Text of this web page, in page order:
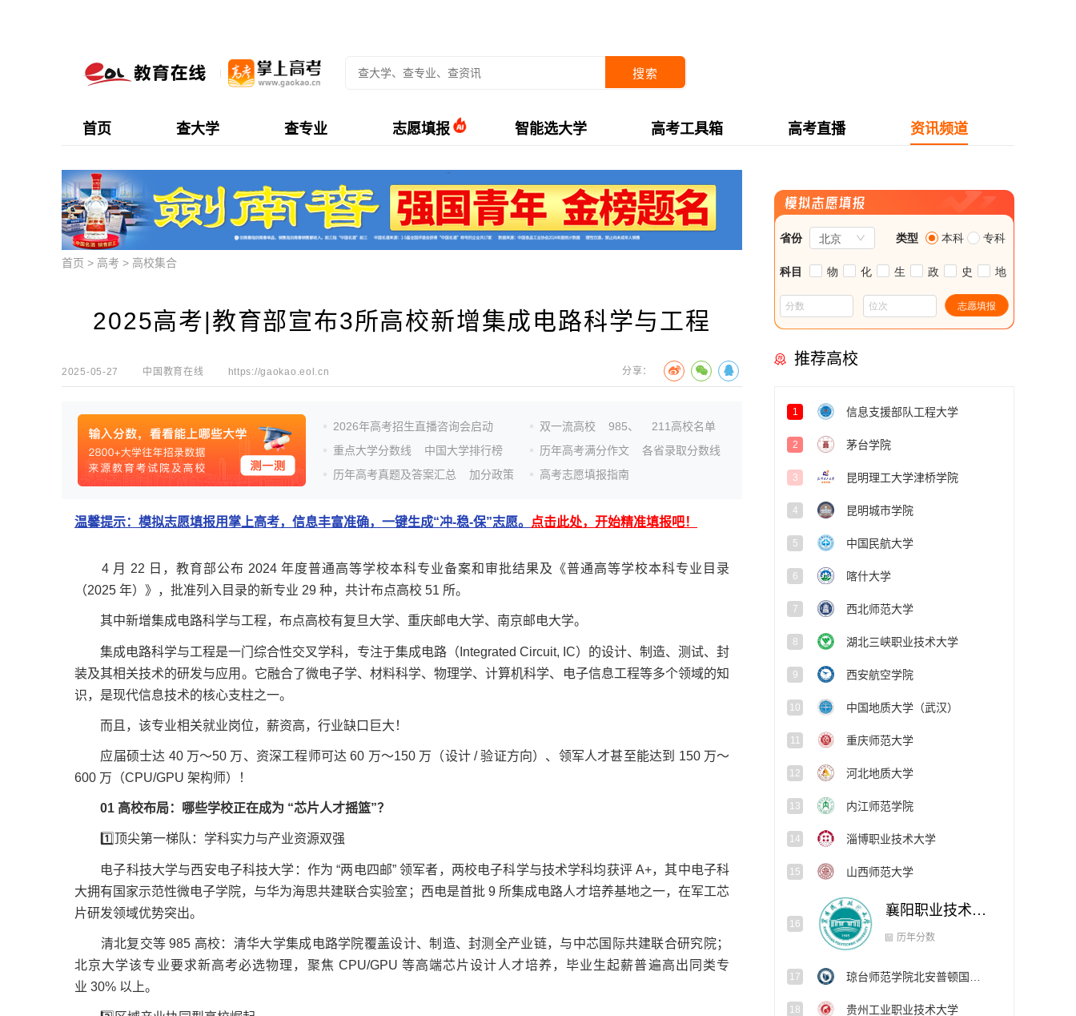
搜索
首页 查大学 查专业 志愿填报 智能选大学 高考工具箱 高考直播 资讯频道
首页 > 高考 > 高校集合
2025高考|教育部宣布3所高校新增集成电路科学与工程
2025-05-27 中国教育在线 https://gaokao.eol.cn 分享：
2026年高考招生直播咨询会启动
重点大学分数线
中国大学排行榜
历年高考真题及答案汇总
加分政策
双一流高校 985、
211高校名单
历年高考满分作文
各省录取分数线
高考志愿填报指南
温馨提示：模拟志愿填报用掌上高考，信息丰富准确，一键生成“冲-稳-保”志愿。 点击此处，开始精准填报吧！
4 月 22 日，教育部公布 2024 年度普通高等学校本科专业备案和审批结果及《普通高等学校本科专业目录
（2025 年）》，批准列入目录的新专业 29 种，共计布点高校 51 所。
其中新增集成电路科学与工程，布点高校有复旦大学、重庆邮电大学、南京邮电大学。
集成电路科学与工程是一门综合性交叉学科，专注于集成电路（Integrated Circuit, IC）的设计、制造、测试、封
装及其相关技术的研发与应用。它融合了微电子学、材料科学、物理学、计算机科学、电子信息工程等多个领域的知
识，是现代信息技术的核心支柱之一。
而且，该专业相关就业岗位，薪资高，行业缺口巨大！
应届硕士达 40 万～50 万、资深工程师可达 60 万～150 万（设计 / 验证方向）、领军人才甚至能达到 150 万～
600 万（CPU/GPU 架构师）！
01 高校布局：哪些学校正在成为 “芯片人才摇篮”？
1️⃣顶尖第一梯队：学科实力与产业资源双强
电子科技大学与西安电子科技大学：作为 “两电四邮” 领军者，两校电子科学与技术学科均获评 A+，其中电子科
大拥有国家示范性微电子学院，与华为海思共建联合实验室；西电是首批 9 所集成电路人才培养基地之一，在军工芯
片研发领域优势突出。
清北复交等 985 高校：清华大学集成电路学院覆盖设计、制造、封测全产业链，与中芯国际共建联合研究院；
北京大学该专业要求新高考必选物理，聚焦 CPU/GPU 等高端芯片设计人才培养，毕业生起薪普遍高出同类专
业 30% 以上。
推荐高校
1 信息支援部队工程大学
2 茅台学院
3 昆明理工大学津桥学院
4 昆明城市学院
5 中国民航大学
6 喀什大学
7 西北师范大学
8 湖北三峡职业技术大学
9 西安航空学院
10 中国地质大学（武汉）
11 重庆师范大学
12 河北地质大学
13 内江师范学院
14 淄博职业技术大学
15 山西师范大学
襄阳职业技术大学
历年分数
18 贵州工业职业技术大学